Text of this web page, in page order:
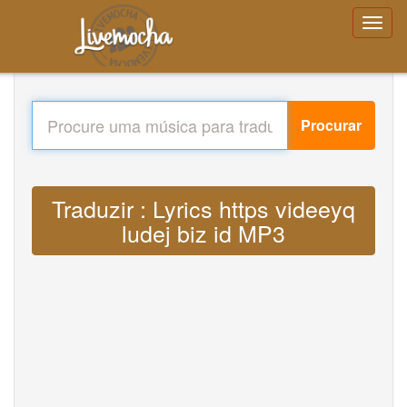
Procurar
Traduzir : Lyrics https videeyq
ludej biz id MP3